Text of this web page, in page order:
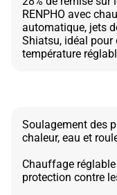
RENPHO avec
automatique, jets
Shiatsu, idéal pour
Soulagement des
chaleur, eau et
Chauffage réglable
protection contre